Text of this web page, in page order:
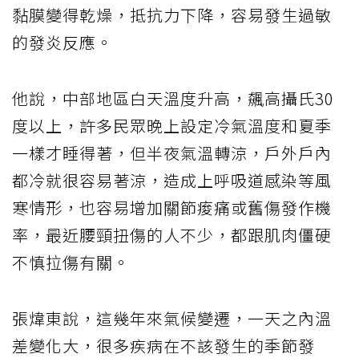
黏膜變得乾燥，抵抗力下降，容易發生過敏
的發炎反應。
他說，中部地區白天溫度升高，飆高攝氏30
度以上，許多民眾晚上設定冷氣溫度和夏季
一樣才睡得著，但半夜氣溫轉涼，戶外戶內
都冷就很容易著涼，造成上呼吸道感染等風
寒情形，也容易增加關節痠痛或舊傷發作機
率，最近腰頸扭傷的人不少，都跟肌肉僵硬
不慎拉傷有關。
張煒東說，這幾年來氣候變遷，一天之內溫
差變化大，很多疾病在不該發生的季節發